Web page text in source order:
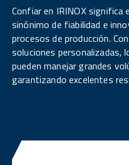
Confiar en IRINOX
sinónimo de fiabilidad e
procesos de producción.
soluciones personalizadas,
pueden manejar grandes
garantizando excelentes